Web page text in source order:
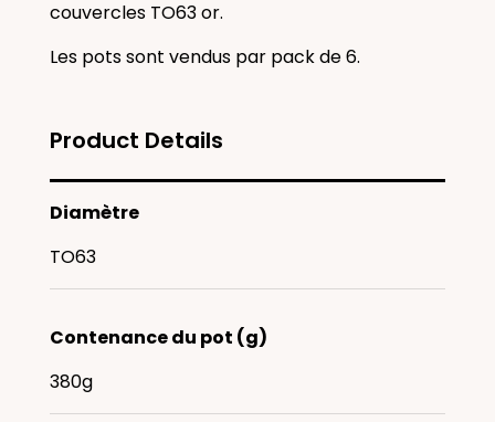
couvercles TO63 or.
Les pots sont vendus par pack de 6.
Product Details
Diamètre
TO63
Contenance du pot (g)
380g